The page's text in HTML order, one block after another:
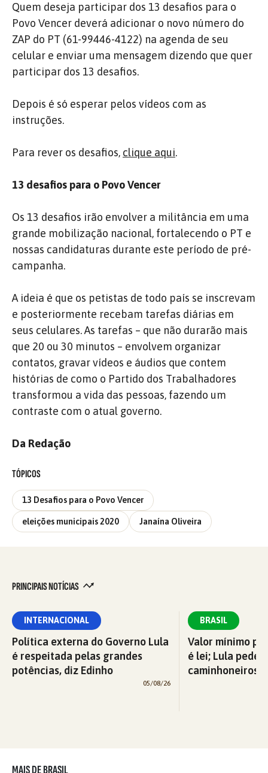
Quem deseja participar dos 13 desafios para o
Povo Vencer deverá adicionar o novo número do
ZAP do PT (61-99446-4122) na agenda de seu
celular e enviar uma mensagem dizendo que quer
participar dos 13 desafios.
Depois é só esperar pelos vídeos com as
instruções.
Para rever os desafios, clique aqui.
13 desafios para o Povo Vencer
Os 13 desafios irão envolver a militância em uma
grande mobilização nacional, fortalecendo o PT e
nossas candidaturas durante este período de pré-
campanha.
A ideia é que os petistas de todo país se inscrevam
e posteriormente recebam tarefas diárias em
seus celulares. As tarefas – que não durarão mais
que 20 ou 30 minutos – envolvem organizar
contatos, gravar vídeos e áudios que contem
histórias de como o Partido dos Trabalhadores
transformou a vida das pessoas, fazendo um
contraste com o atual governo.
Da Redação
TÓPICOS
13 Desafios para o Povo Vencer
eleições municipais 2020 Janaína Oliveira
PRINCIPAIS NOTÍCIAS
INTERNACIONAL
Política externa do Governo Lula
é respeitada pelas grandes
potências, diz Edinho
05/08/26
BRASIL
Valor mínimo
é lei; Lula pede
caminhoneiros
MAIS DE BRASIL